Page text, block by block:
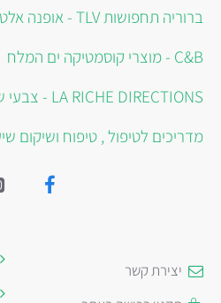
ברוריה תחפושות TLV - אופנה אלטרנטיבית
C&B - מוצרי קוסמטיקה ים המלח
LA RICHE DIRECTIONS - צבעי שיער על בסיס מים
מדריכים לטיפול , טיפוח ושיקום
יצירת קשר